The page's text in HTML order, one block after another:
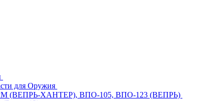
для Оружия
(ВЕПРЬ-ХАНТЕР), ВПО-105, ВПО-123 (ВЕПРЬ)